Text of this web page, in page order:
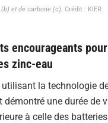
et de carbone (c). Crédit : KIER
encourageants
zinc-eau
la technologie
démontré une durée de
à celle des